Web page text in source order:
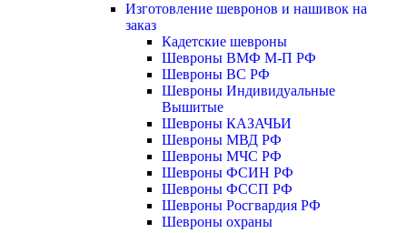
Изготовление шевронов и нашивок на
заказ
Кадетские шевроны
Шевроны ВМФ М-П РФ
Шевроны ВС РФ
Шевроны Индивидуальные
Вышитые
Шевроны КАЗАЧЬИ
Шевроны МВД РФ
Шевроны МЧС РФ
Шевроны ФСИН РФ
Шевроны ФССП РФ
Шевроны Росгвардия РФ
Шевроны охраны